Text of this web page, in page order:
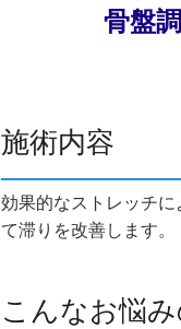
骨盤
施術内容
効果的なストレッチ
て滞りを改善します。
こんなお悩